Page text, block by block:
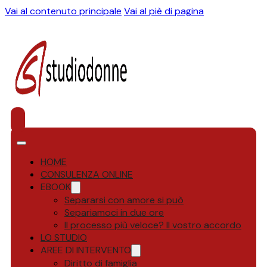
Vai al contenuto principale Vai al piè di pagina
HOME
CONSULENZA ONLINE
EBOOK
Separarsi con amore si può
Separiamoci in due ore
Il processo più veloce? Il vostro accordo
LO STUDIO
AREE DI INTERVENTO
Diritto di famiglia